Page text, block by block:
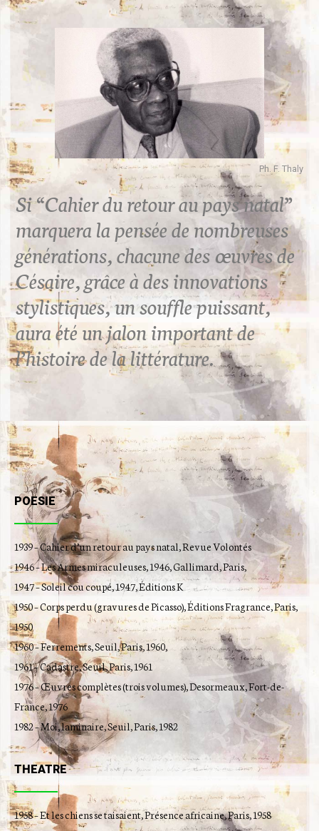
Ph. F. Thaly
Si “Cahier du retour au pays natal”
marquera la pensée de nombreuses
générations, chacune des œuvres de
Césaire, grâce à des innovations
stylistiques, un souffle puissant,
aura été un jalon important de
l’histoire de la littérature.
POESIE
1939 – Cahier d’un retour au pays natal, Revue Volontés
1946 – Les Armes miraculeuses, 1946, Gallimard, Paris,
1947 – Soleil cou coupé, 1947, Éditions K
1950 – Corps perdu (gravures de Picasso), Éditions Fragrance, Paris,
1950
1960 – Ferrements, Seuil, Paris, 1960,
1961 – Cadastre, Seuil, Paris, 1961
1976 – Œuvres complètes (trois volumes), Desormeaux, Fort-de-
France, 1976
1982 – Moi, laminaire, Seuil, Paris, 1982
THEATRE
1958 – Et les chiens se taisaient, Présence africaine, Paris, 1958